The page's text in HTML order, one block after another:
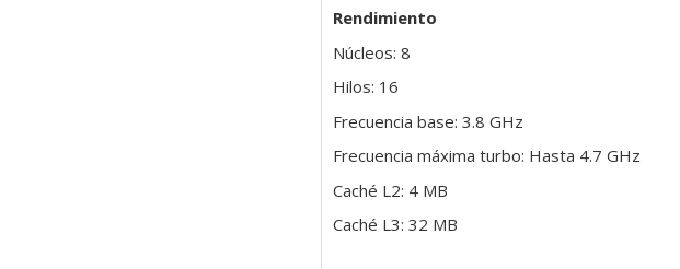
Rendimiento
Núcleos: 8
Hilos: 16
Frecuencia base: 3.8 GHz
Frecuencia máxima turbo: Hasta 4.7 GHz
Caché L2: 4 MB
Caché L3: 32 MB